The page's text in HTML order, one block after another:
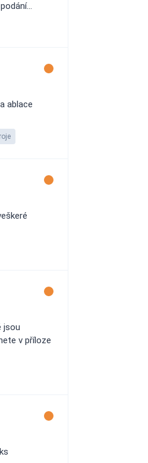
ablace
jsou
v příloze